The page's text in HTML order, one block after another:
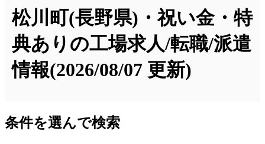
松川町(長野県)・祝い金・特
典ありの工場求人/転職/派遣
情報(2026/08/07 更新)
条件を選んで検索